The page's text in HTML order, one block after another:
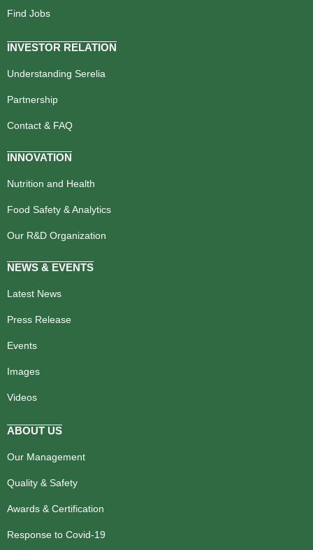
Find Jobs
INVESTOR RELATION
Understanding Serelia
Partnership
Contact & FAQ
INNOVATION
Nutrition and Health
Food Safety & Analytics
Our R&D Organization
NEWS & EVENTS
Latest News
Press Release
Events
Images
Videos
ABOUT US
Our Management
Quality & Safety
Awards & Certification
Response to Covid-19